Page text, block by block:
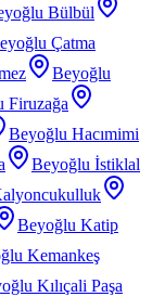
Bülbül
Çatma
Beyoğlu
Firuzağa
Beyoğlu Hacımimi
Beyoğlu İstiklal
Beyoğlu Katip
Kemankeş
Kılıçali Paşa